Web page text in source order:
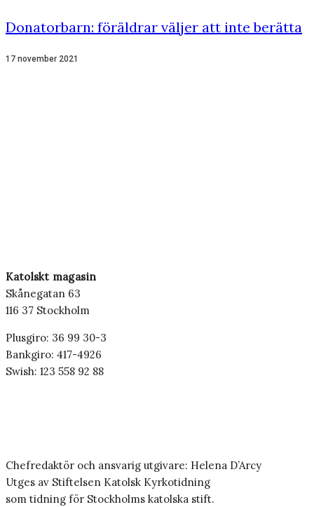
Donatorbarn: föräldrar väljer att inte berätta
17 november 2021
Katolskt magasin
Skånegatan 63
116 37 Stockholm
Plusgiro: 36 99 30-3
Bankgiro: 417-4926
Swish: 123 558 92 88
Chefredaktör och ansvarig utgivare: Helena D’Arcy
Utges av Stiftelsen Katolsk Kyrkotidning
som tidning för Stockholms katolska stift.